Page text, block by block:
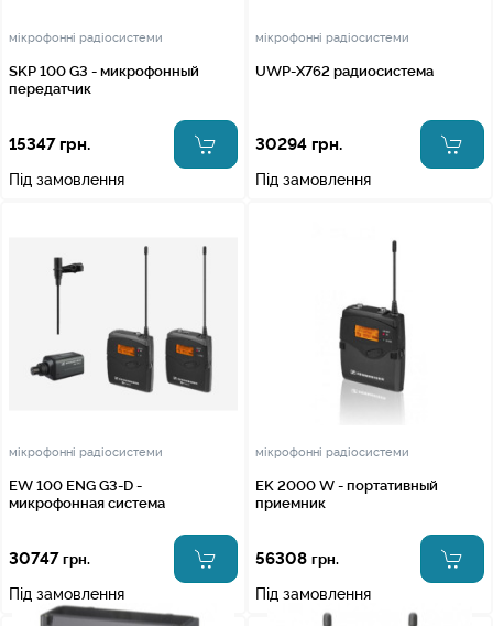
мікрофонні радіосистеми
SKP 100 G3 - микрофонный
передатчик
15347 грн.
Під замовлення
мікрофонні радіосистеми
UWP-X762 радиосистема
30294 грн.
Під замовлення
мікрофонні радіосистеми
EW 100 ENG G3-D -
микрофонная система
30747 грн.
Під замовлення
мікрофонні радіосистеми
EK 2000 W - портативный
приемник
56308 грн.
Під замовлення